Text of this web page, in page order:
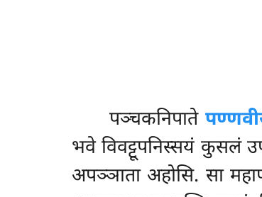
पञ्चकनिपाते
भवे विवट्टूपनिस्सयं कुसलं
अपञ्ञाता अहोसि. सा